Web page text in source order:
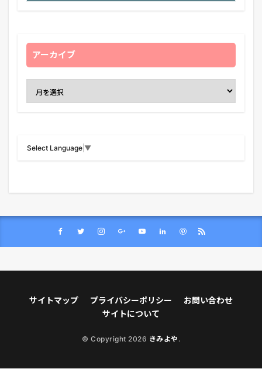
アーカイブ
Select Language ▼
サイトマップ プライバシーポリシー
お問い合わせ
サイトについて
© Copyright 2026 きみよや .